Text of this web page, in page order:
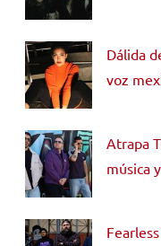
Dálida
voz
Atrapa
música